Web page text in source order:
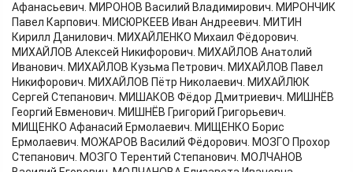
Афанасьевич. МИРОНОВ Василий Владимирович. МИРОНЧИК
Павел Карпович. МИСЮРКЕЕВ Иван Андреевич. МИТИН
Кирилл Данилович. МИХАЙЛЕНКО Михаил Фёдорович.
МИХАЙЛОВ Алексей Никифорович. МИХАЙЛОВ Анатолий
Иванович. МИХАЙЛОВ Кузьма Петрович. МИХАЙЛОВ Павел
Никифорович. МИХАЙЛОВ Пётр Николаевич. МИХАЙЛЮК
Сергей Степанович. МИШАКОВ Фёдор Дмитриевич. МИШНЁВ
Георгий Евменович. МИШНЁВ Григорий Григорьевич.
МИЩЕНКО Афанасий Ермолаевич. МИЩЕНКО Борис
Ермолаевич. МОЖАРОВ Василий Фёдорович. МОЗГО Прохор
Степанович. МОЗГО Терентий Степанович. МОЛЧАНОВ